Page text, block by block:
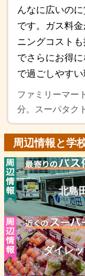
んなに広いの
です。ガス料
ニングコスト
でさらにお得
で過ごしやすい
ファミリーマー
分。スーパタク
周辺情報と学
北島
ダイレ